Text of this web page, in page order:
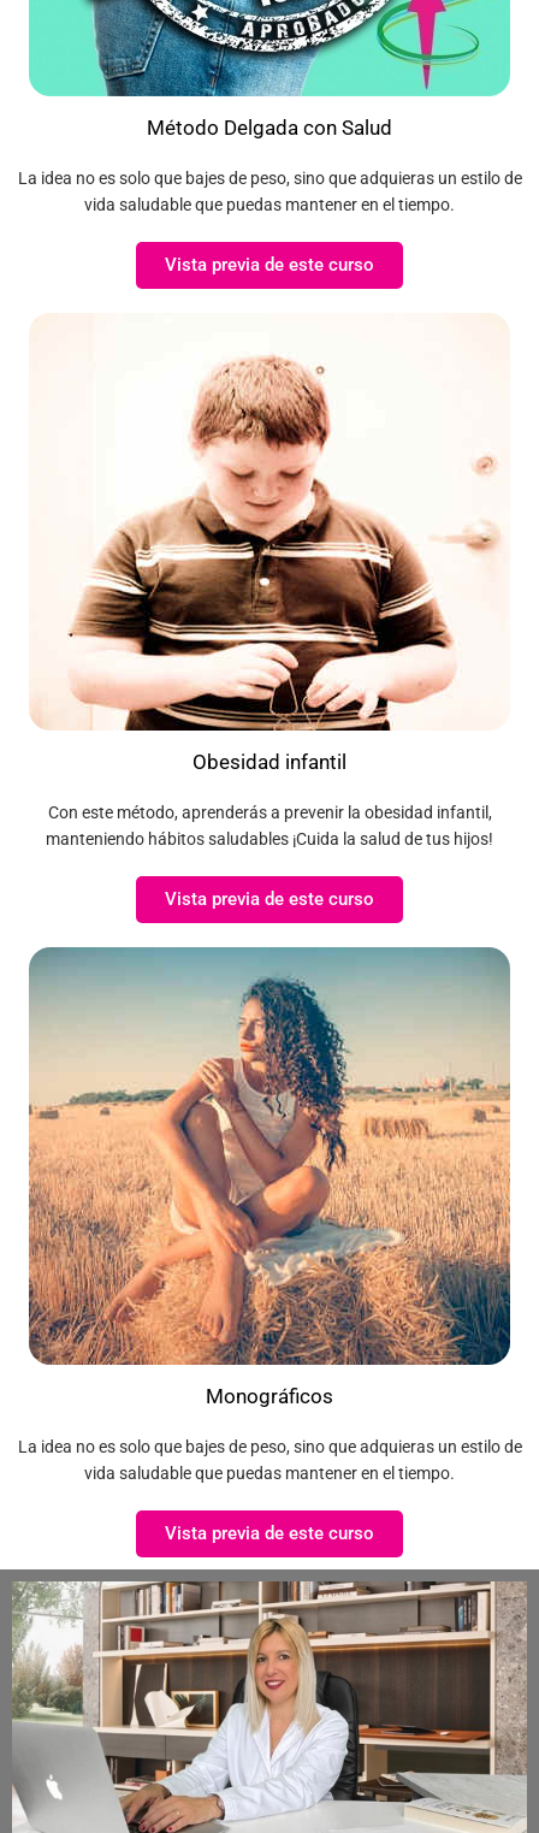
Método Delgada con Salud
La idea no es solo que bajes de peso, sino que adquieras un estilo de
vida saludable que puedas mantener en el tiempo.
Vista previa de este curso
Obesidad infantil
Con este método, aprenderás a prevenir la obesidad infantil,
manteniendo hábitos saludables ¡Cuida la salud de tus hijos!
Vista previa de este curso
Monográficos
La idea no es solo que bajes de peso, sino que adquieras un estilo de
vida saludable que puedas mantener en el tiempo.
Vista previa de este curso